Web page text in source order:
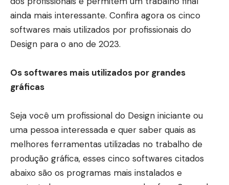
ainda mais interessante. Confira agora os cinco
softwares mais utilizados por profissionais do
Design para o ano de 2023.
Os softwares mais utilizados por grandes
gráficas
Seja você um profissional do Design iniciante ou
uma pessoa interessada e quer saber quais as
melhores ferramentas utilizadas no trabalho de
produção gráfica, esses cinco softwares citados
abaixo são os programas mais instalados e